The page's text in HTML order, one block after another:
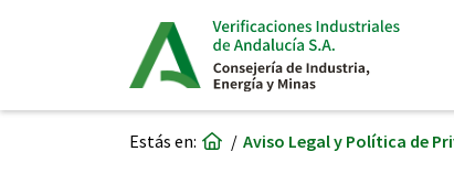
Estás en: Ir a página de inicio
Aviso Legal y Política de